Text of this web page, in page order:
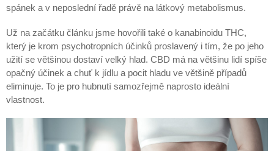
spánek a v neposlední řadě právě na látkový metabolismus.
Už na začátku článku jsme hovořili také o kanabinoidu THC,
který je krom psychotropních účinků proslavený i tím, že po jeho
užití se většinou dostaví velký hlad. CBD má na většinu lidí spíše
opačný účinek a chuť k jídlu a pocit hladu ve většině případů
eliminuje. To je pro hubnutí samozřejmě naprosto ideální
vlastnost.